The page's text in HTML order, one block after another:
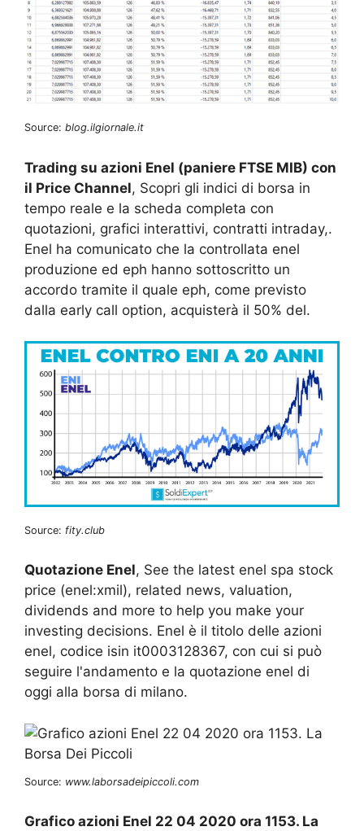
Source: blog.ilgiornale.it
Trading su azioni Enel (paniere FTSE MIB) con
il Price Channel, Scopri gli indici di borsa in
tempo reale e la scheda completa con
quotazioni, grafici interattivi, contratti intraday,.
Enel ha comunicato che la controllata enel
produzione ed eph hanno sottoscritto un
accordo tramite il quale eph, come previsto
dalla early call option, acquisterà il 50% del.
Source: fity.club
Quotazione Enel, See the latest enel spa stock
price (enel:xmil), related news, valuation,
dividends and more to help you make your
investing decisions. Enel è il titolo delle azioni
enel, codice isin it0003128367, con cui si può
seguire l'andamento e la quotazione enel di
oggi alla borsa di milano.
Source: www.laborsadeipiccoli.com
Grafico azioni Enel 22 04 2020 ora 1153. La